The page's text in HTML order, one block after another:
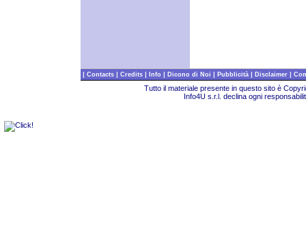
| Contacts | Credits | Info | Dicono di Noi | Pubblicità | Disclaimer |
Tutto il materiale presente in questo sito è
Info4U s.r.l. declina ogni